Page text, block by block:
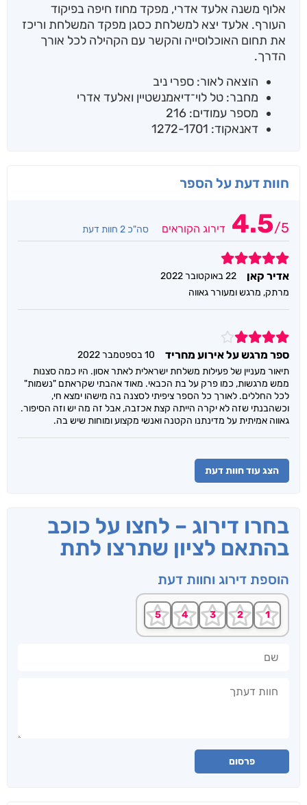
אלוף משנה אלעד אדרי, מפקד מחוז חיפה בפיקוד
העורף. אלעד יצא למשלחת כסגן מפקד המשלחת וריכז
את תחום האוכלוסייה והקשר עם הקהילה לכל אורך
הדרך.
הוצאה לאור: ספרי ניב
מחבר: טל לוי־דיאמנשטיין ואלעד אדרי
מספר עמודים: 216
דאנאקוד: 1272-1701
חוות דעת על הספר
4.5/5 דירוג הקוראים סה"כ 2 חוות דעת
5
אדיר קאן
22 באוקטובר 2022
מרתק, מרגש ומעורר גאווה
4
ספר מרגש על אירוע מחריד
10 בספטמבר 2022
תיאור מעניין של פעילות משלחת ישראלית לאתר אסון. היו כמה סצנות
ממש מרגשות, כמו פרק על בת הכבאי. מאוד אהבתי שקראתם "נשמות"
לכל החללים. לאורך כל הספר ציפיתי לסצנה בה מישהו ימצא חי,
וכשהבנתי שזה לא יקרה הייתה קצת אכזבה, אבל זה מה יש וזה הסיפור.
גאווה אמיתית על מדינתנו הקטנה ואנשי מקצוע ומוחות שיש בה.
הצג עוד חוות דעת
בחרו דירוג – לחצו על כוכב
בהתאם לציון שתרצו לתת
הוספת דירוג וחוות דעת
פרסום